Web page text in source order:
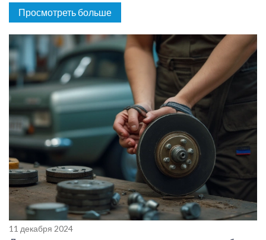
Просмотреть больше
11 декабря 2024